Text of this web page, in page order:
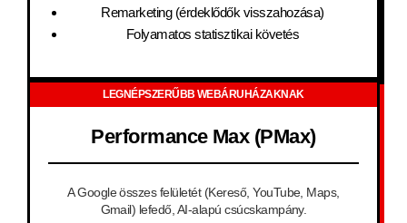
Remarketing (érdeklődők visszahozása)
Folyamatos statisztikai követés
LEGNÉPSZERŰBB WEBÁRUHÁZAKNAK
Performance Max (PMax)
A Google összes felületét (Kereső, YouTube, Maps,
Gmail) lefedő, AI-alapú csúcskampány.